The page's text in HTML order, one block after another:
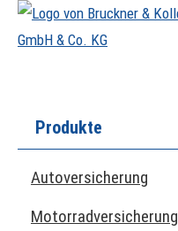
Produkte
Auto­ver­si­che­rung
Motor­rad­ver­sicherung